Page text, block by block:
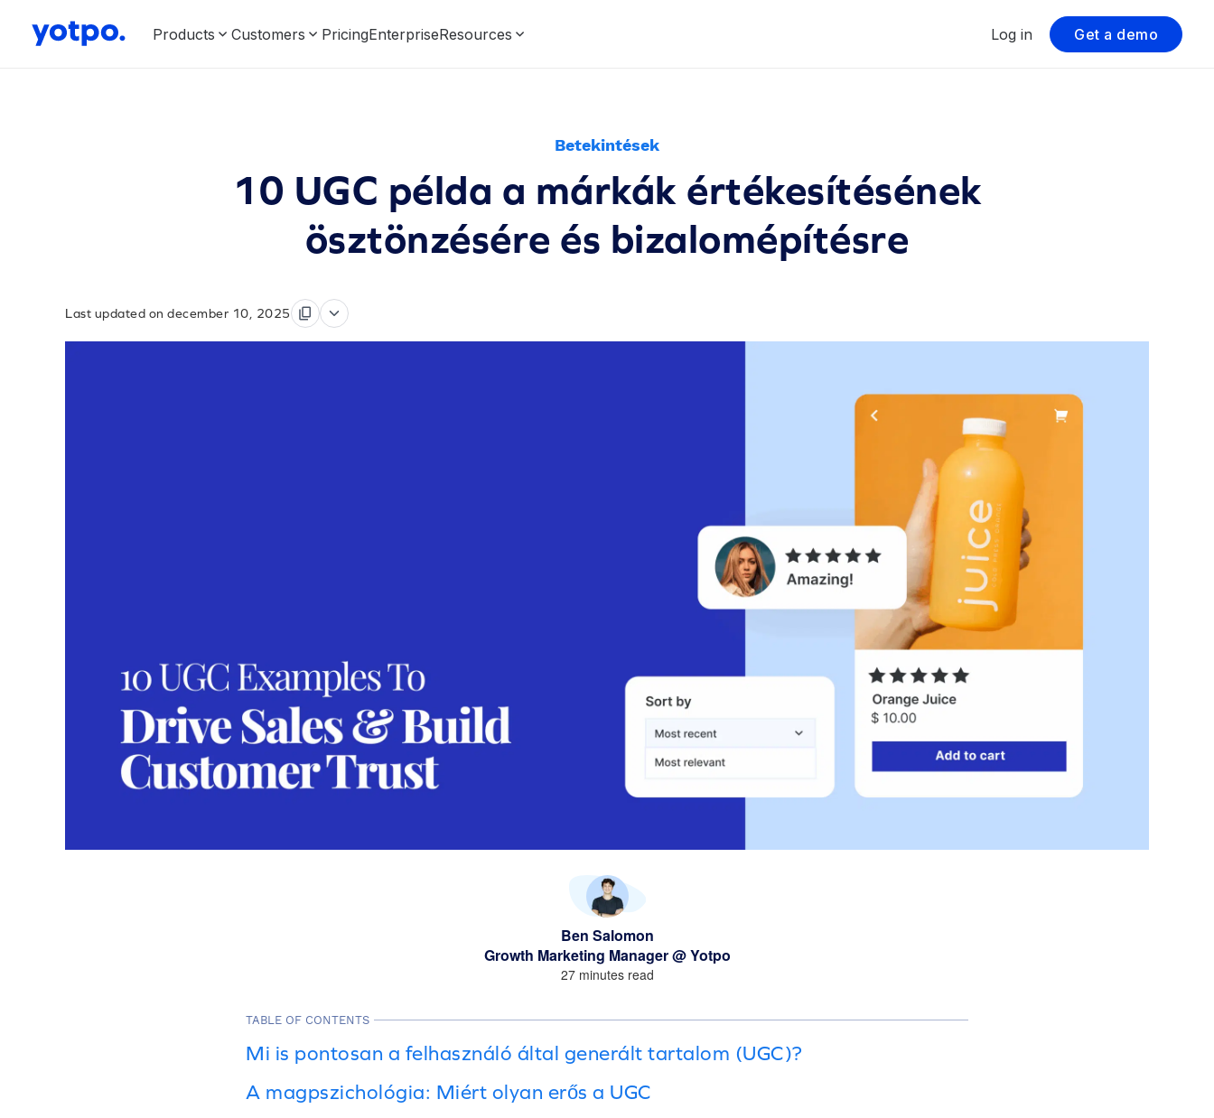
Products Customers PricingEnterpriseResources Log in Get a demo
Betekintések
10 UGC példa a márkák értékesítésének
ösztönzésére és bizalomépítésre
Last updated on december 10, 2025
Ben Salomon
Growth Marketing Manager @ Yotpo
27 minutes read
TABLE OF CONTENTS
Mi is pontosan a felhasználó által generált tartalom (UGC)?
A magpszichológia: Miért olyan erős a UGC